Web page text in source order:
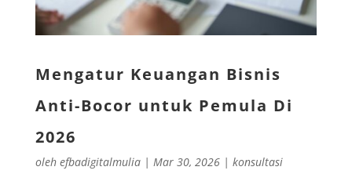
Mengatur Keuangan Bisnis
Anti-Bocor untuk Pemula Di
2026
oleh efbadigitalmulia| Mar 30, 2026| konsultasi